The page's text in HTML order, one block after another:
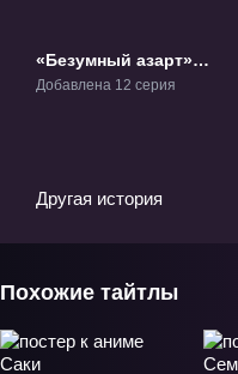
«Безумный азарт»
ТВ-1
Добавлена 12 серия
Другая история
Похожие тайтлы